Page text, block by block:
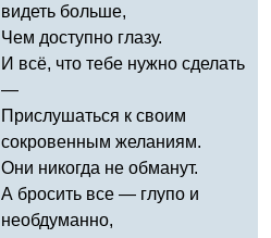
видеть больше,
Чем доступно глазу.
И всё, что тебе нужно сделать
—
Прислушаться к своим
сокровенным желаниям.
Они никогда не обманут.
А бросить все — глупо и
необдуманно,